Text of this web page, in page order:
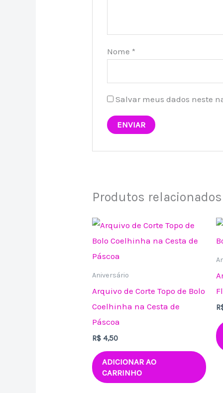
Nome *
Salvar meus dados neste
Produtos relacionados
Aniversário
Arquivo de Corte Topo de Bolo
Coelhinha na Cesta de
Páscoa
R$ 4,50
ADICIONAR AO
CARRINHO